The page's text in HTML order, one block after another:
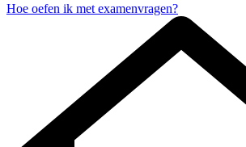
Hoe oefen ik met examenvragen?